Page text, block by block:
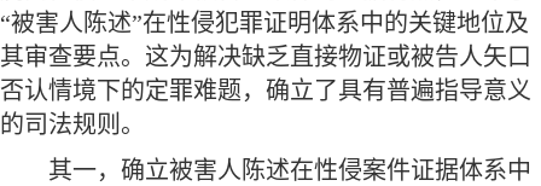
“被害人陈述”在性侵犯罪证明体系中的关键地位及
其审查要点。这为解决缺乏直接物证或被告人矢口
否认情境下的定罪难题，确立了具有普遍指导意义
的司法规则。
其一，确立被害人陈述在性侵案件证据体系中